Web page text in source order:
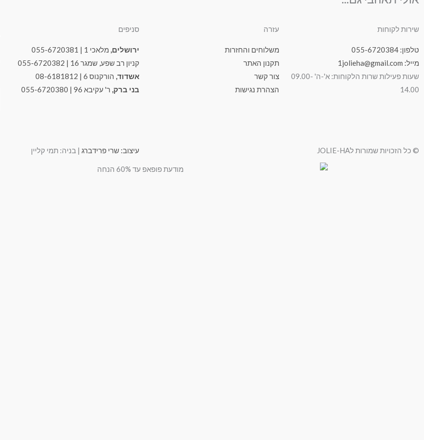
שירות לקוחות
טלפון: 055-6720384
מייל: 1jolieha@gmail.com
שעות פעילות שרות הלקוחות: א'-ה' 09.00-
14.00
עזרה
משלוחים והחזרות
תקנון האתר
צור קשר
הצהרת נגישות
סניפים
ירושלים, מלאכי 1 | 055-6720381
קניון רב שפע, שמגר 16 | 055-6720382
אשדוד, הורקנוס 6 | 08-6181812
בני ברק, ר' עקיבא 96 | 055-6720380
© כל הזכויות שמורות לJOLIE-HA עיצוב: שרי פרידברג | בניה: תמי קליין